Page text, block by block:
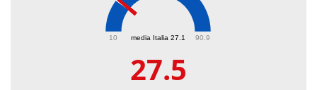
media Italia 27.1
10 90.9
27.5